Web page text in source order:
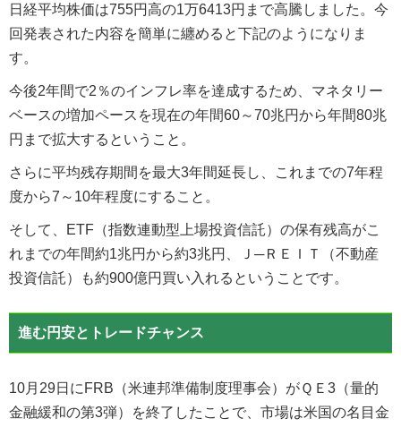
日経平均株価は755円高の1万6413円まで高騰しました。今
回発表された内容を簡単に纏めると下記のようになりま
す。
今後2年間で2％のインフレ率を達成するため、マネタリー
ベースの増加ペースを現在の年間60～70兆円から年間80兆
円まで拡大するということ。
さらに平均残存期間を最大3年間延長し、これまでの7年程
度から7～10年程度にすること。
そして、ETF（指数連動型上場投資信託）の保有残高がこ
れまでの年間約1兆円から約3兆円、Ｊ─ＲＥＩＴ（不動産
投資信託）も約900億円買い入れるということです。
進む円安とトレードチャンス
10月29日にFRB（米連邦準備制度理事会）がＱＥ3（量的
金融緩和の第3弾）を終了したことで、市場は米国の名目金